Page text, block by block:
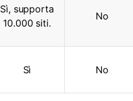
Sì, supporta
10.000 siti.
No
Sì No